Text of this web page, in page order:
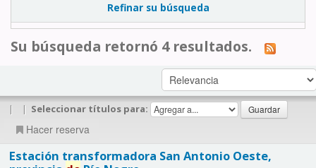
Refinar su búsqueda
Su búsqueda retornó 4 resultados.
| | Seleccionar títulos para:
Hacer reserva
Estación transformadora San Antonio Oeste,